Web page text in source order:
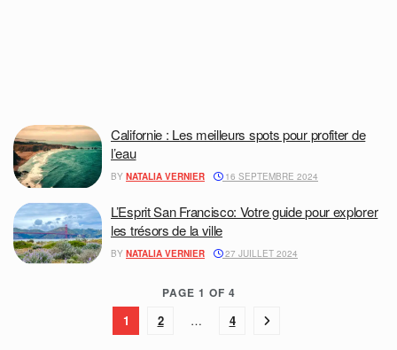
Californie : Les meilleurs spots pour profiter de
l’eau
BY NATALIA VERNIER 16 SEPTEMBRE 2024
L’Esprit San Francisco: Votre guide pour explorer
les trésors de la ville
BY NATALIA VERNIER 27 JUILLET 2024
PAGE 1 OF 4
1 2 … 4